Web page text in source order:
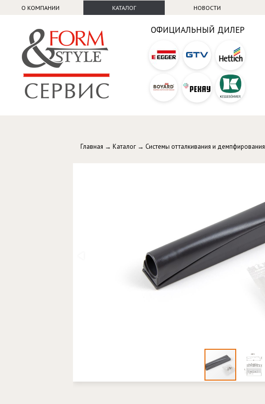
О КОМПАНИИ КАТАЛОГ НОВОСТИ
ОФИЦИАЛЬНЫЙ ДИЛЕР
Главная → Каталог → Системы отталкивания и демпфирования